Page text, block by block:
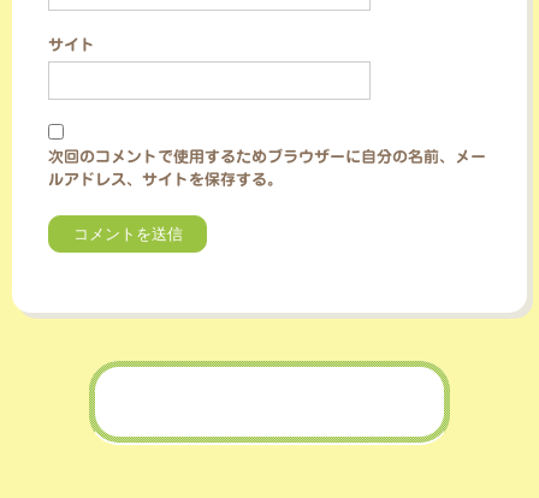
サイト
次回のコメントで使用するためブラウザーに自分の名前、メー
ルアドレス、サイトを保存する。